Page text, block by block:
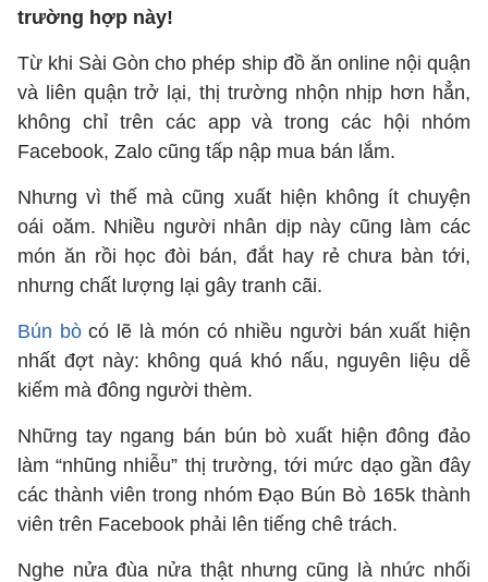
trường hợp này!
Từ khi Sài Gòn cho phép ship đồ ăn online nội quận
và liên quận trở lại, thị trường nhộn nhịp hơn hẳn,
không chỉ trên các app và trong các hội nhóm
Facebook, Zalo cũng tấp nập mua bán lắm.
Nhưng vì thế mà cũng xuất hiện không ít chuyện
oái oăm. Nhiều người nhân dịp này cũng làm các
món ăn rồi học đòi bán, đắt hay rẻ chưa bàn tới,
nhưng chất lượng lại gây tranh cãi.
Bún bòcó lẽ là món có nhiều người bán xuất hiện
nhất đợt này: không quá khó nấu, nguyên liệu dễ
kiếm mà đông người thèm.
Những tay ngang bán bún bò xuất hiện đông đảo
làm “nhũng nhiễu” thị trường, tới mức dạo gần đây
các thành viên trong nhóm Đạo Bún Bò 165k thành
viên trên Facebook phải lên tiếng chê trách.
Nghe nửa đùa nửa thật nhưng cũng là nhức nhối